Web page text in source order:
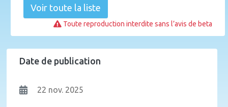
Voir toute la liste
Toute reproduction interdite sans l’avis de beta
Date de publication
22 nov. 2025